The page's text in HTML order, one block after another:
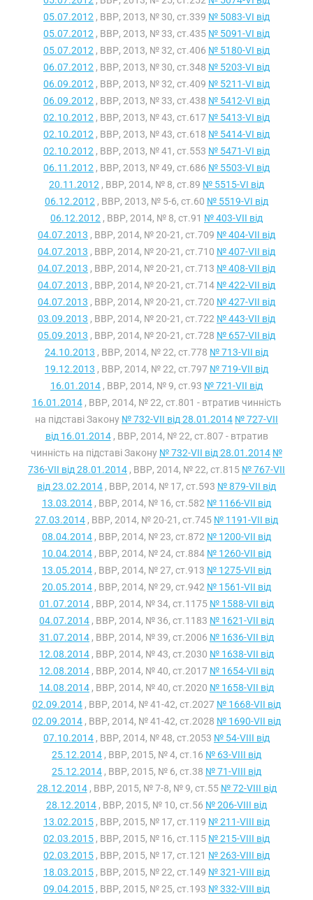
05.07.2012 , ВВР, 2013, № 30, ст.339 № 5083-VI від
05.07.2012 , ВВР, 2013, № 33, ст.435 № 5091-VI від
05.07.2012 , ВВР, 2013, № 32, ст.406 № 5180-VI від
06.07.2012 , ВВР, 2013, № 30, ст.348 № 5203-VI від
06.09.2012 , ВВР, 2013, № 32, ст.409 № 5211-VI від
06.09.2012 , ВВР, 2013, № 33, ст.438 № 5412-VI від
02.10.2012 , ВВР, 2013, № 43, ст.617 № 5413-VI від
02.10.2012 , ВВР, 2013, № 43, ст.618 № 5414-VI від
02.10.2012 , ВВР, 2013, № 41, ст.553 № 5471-VI від
06.11.2012 , ВВР, 2013, № 49, ст.686 № 5503-VI від
20.11.2012 , ВВР, 2014, № 8, ст.89 № 5515-VI від
06.12.2012 , ВВР, 2013, № 5-6, ст.60 № 5519-VI від
06.12.2012 , ВВР, 2014, № 8, ст.91 № 403-VII від
04.07.2013 , ВВР, 2014, № 20-21, ст.709 № 404-VII від
04.07.2013 , ВВР, 2014, № 20-21, ст.710 № 407-VII від
04.07.2013 , ВВР, 2014, № 20-21, ст.713 № 408-VII від
04.07.2013 , ВВР, 2014, № 20-21, ст.714 № 422-VII від
04.07.2013 , ВВР, 2014, № 20-21, ст.720 № 427-VII від
03.09.2013 , ВВР, 2014, № 20-21, ст.722 № 443-VII від
05.09.2013 , ВВР, 2014, № 20-21, ст.728 № 657-VII від
24.10.2013 , ВВР, 2014, № 22, ст.778 № 713-VII від
19.12.2013 , ВВР, 2014, № 22, ст.797 № 719-VII від
16.01.2014 , ВВР, 2014, № 9, ст.93 № 721-VII від
16.01.2014, ВВР, 2014, № 22, ст.801 - втратив чинність
на підставі Закону № 732-VII від 28.01.2014 № 727-VII
від 16.01.2014, ВВР, 2014, № 22, ст.807 - втратив
чинність на підставі Закону № 732-VII від 28.01.2014 №
736-VII від 28.01.2014 , ВВР, 2014, № 22, ст.815 № 767-VII
від 23.02.2014 , ВВР, 2014, № 17, ст.593 № 879-VII від
13.03.2014 , ВВР, 2014, № 16, ст.582 № 1166-VII від
27.03.2014 , ВВР, 2014, № 20-21, ст.745 № 1191-VII від
08.04.2014 , ВВР, 2014, № 23, ст.872 № 1200-VII від
10.04.2014 , ВВР, 2014, № 24, ст.884 № 1260-VII від
13.05.2014 , ВВР, 2014, № 27, ст.913 № 1275-VII від
20.05.2014 , ВВР, 2014, № 29, ст.942 № 1561-VII від
01.07.2014 , ВВР, 2014, № 34, ст.1175 № 1588-VII від
04.07.2014 , ВВР, 2014, № 36, ст.1183 № 1621-VII від
31.07.2014 , ВВР, 2014, № 39, ст.2006 № 1636-VII від
12.08.2014 , ВВР, 2014, № 43, ст.2030 № 1638-VII від
12.08.2014 , ВВР, 2014, № 40, ст.2017 № 1654-VII від
14.08.2014 , ВВР, 2014, № 40, ст.2020 № 1658-VII від
02.09.2014 , ВВР, 2014, № 41-42, ст.2027 № 1668-VII від
02.09.2014 , ВВР, 2014, № 41-42, ст.2028 № 1690-VII від
07.10.2014 , ВВР, 2014, № 48, ст.2053 № 54-VIII від
25.12.2014 , ВВР, 2015, № 4, ст.16 № 63-VIII від
25.12.2014 , ВВР, 2015, № 6, ст.38 № 71-VIII від
28.12.2014, ВВР, 2015, № 7-8, № 9, ст.55 № 72-VIII від
28.12.2014 , ВВР, 2015, № 10, ст.56 № 206-VIII від
13.02.2015 , ВВР, 2015, № 17, ст.119 № 211-VIII від
02.03.2015 , ВВР, 2015, № 16, ст.115 № 215-VIII від
02.03.2015 , ВВР, 2015, № 17, ст.121 № 263-VIII від
18.03.2015 , ВВР, 2015, № 22, ст.149 № 321-VIII від
09.04.2015 , ВВР, 2015, № 25, ст.193 № 332-VIII від